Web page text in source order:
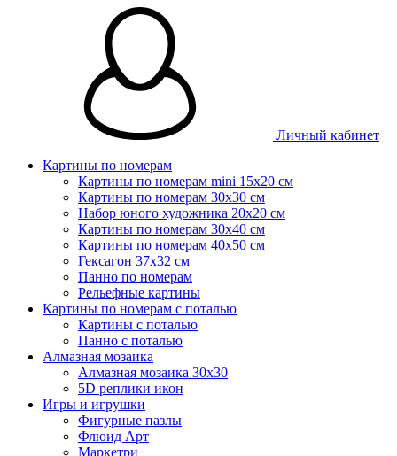
Личный кабинет
Картины по номерам
Картины по номерам mini 15х20 см
Картины по номерам 30x30 см
Набор юного художника 20х20 см
Картины по номерам 30х40 см
Картины по номерам 40х50 см
Гексагон 37х32 см
Панно по номерам
Рельефные картины
Картины по номерам с поталью
Картины с поталью
Панно с поталью
Алмазная мозаика
Алмазная мозаика 30х30
5D реплики икон
Игры и игрушки
Фигурные пазлы
Флюид Арт
Маркетри